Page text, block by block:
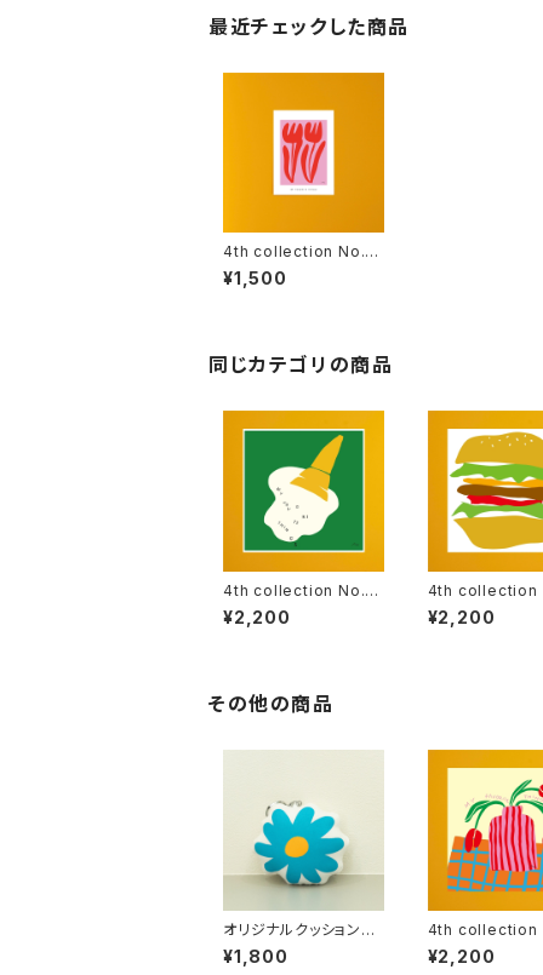
最近チェックした商品
4th collection No.2
(B5)
¥1,500
同じカテゴリの商品
4th collection No.17
(313×315mm)
¥2,200
4th collection
(313×315mm)
¥2,200
その他の商品
オリジナルクッションキ
ーホルダー【おはな】
¥1,800
4th collection
(313×315mm)
¥2,200